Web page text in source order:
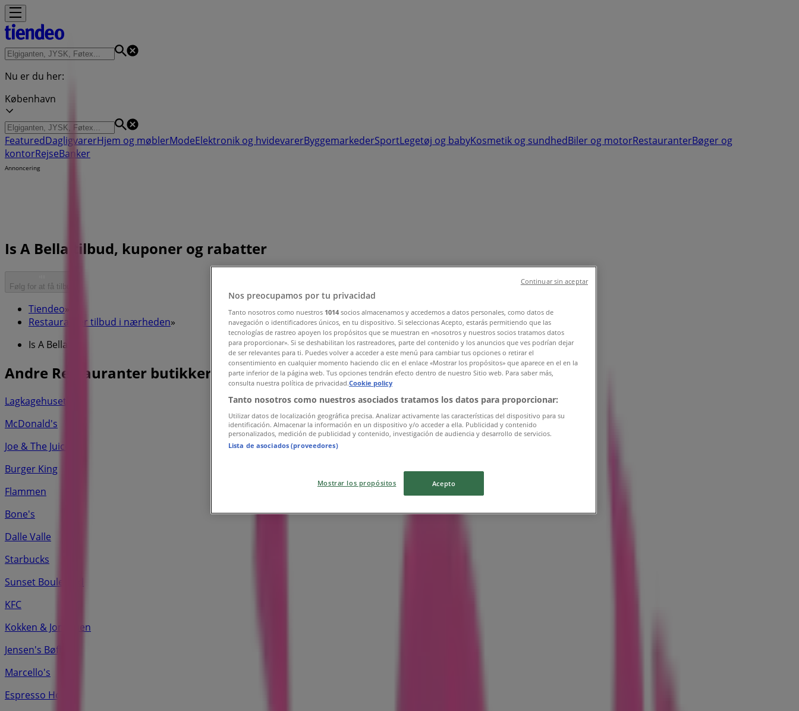
Nu er du her:
København
FeaturedDagligvarerHjem og møblerModeElektronik og hvidevarerByggemarkederSportLegetøj og babyKosmetik og sundhedBiler og motorRestauranterBøger og
kontorRejseBanker
Annoncering
Is A Bella tilbud, kuponer og rabatter
Følg for at få tilbud
Tiendeo»
Restauranter tilbud i nærheden»
Is A Bella
Andre Restauranter butikker i din by
Lagkagehuset
McDonald's
Joe & The Juice
Burger King
Flammen
Bone's
Dalle Valle
Starbucks
Sunset Boulevard
KFC
Kokken & Jomfruen
Jensen's Bøfhus
Marcello's
Espresso House
Nos preocupamos por tu privacidad
Tanto nosotros como nuestros 1014 socios almacenamos y accedemos a datos personales, como datos de
navegación o identificadores únicos, en tu dispositivo. Si seleccionas Acepto, estarás permitiendo que las
tecnologías de rastreo apoyen los propósitos que se muestran en «nosotros y nuestros socios tratamos datos
para proporcionar». Si se deshabilitan los rastreadores, parte del contenido y los anuncios que ves podrían dejar
de ser relevantes para ti. Puedes volver a acceder a este menú para cambiar tus opciones o retirar el
consentimiento en cualquier momento haciendo clic en el enlace «Mostrar los propósitos» que aparece en el en la
parte inferior de la página web. Tus opciones tendrán efecto dentro de nuestro Sitio web. Para saber más,
consulta nuestra política de privacidad.Cookie policy
Tanto nosotros como nuestros asociados tratamos los datos para proporcionar:
Utilizar datos de localización geográfica precisa. Analizar activamente las características del dispositivo para su
identificación. Almacenar la información en un dispositivo y/o acceder a ella. Publicidad y contenido
personalizados, medición de publicidad y contenido, investigación de audiencia y desarrollo de servicios.
Lista de asociados (proveedores)
Mostrar los propósitos Acepto
Continuar sin aceptar